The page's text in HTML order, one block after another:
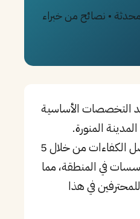
TL • نصائح من خبراء
التخصصات الأساسية
المنورة.
تستقطب المدينة أفضل الكفاءات من خلال 5
في المنطقة، مما
في هذا